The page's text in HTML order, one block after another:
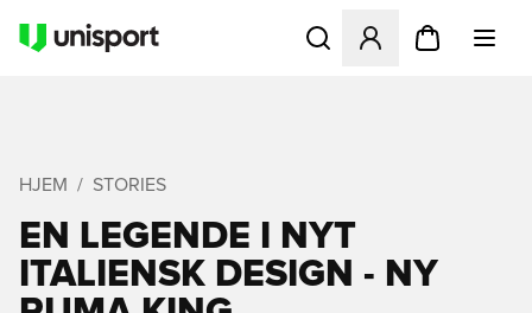
Åbner en Modal til at
HJEM STORIES
EN LEGENDE I NYT
ITALIENSK DESIGN - NY